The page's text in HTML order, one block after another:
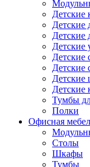
Детские
Детские
Детские
Детские
Детские
Детские
Детские
Тумбы
Полки
Офисная
Столы
Шкафы
Тумбы